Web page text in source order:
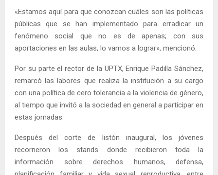
«Estamos aquí para que conozcan cuáles son las políticas
públicas que se han implementado para erradicar un
fenómeno social que no es de apenas; con sus
aportaciones en las aulas, lo vamos a lograr», mencionó.
Por su parte el rector de la UPTX, Enrique Padilla Sánchez,
remarcó las labores que realiza la institución a su cargo
con una política de cero tolerancia a la violencia de género,
al tiempo que invitó a la sociedad en general a participar en
estas jornadas.
Después del corte de listón inaugural, los jóvenes
recorrieron los stands donde recibieron toda la
información sobre derechos humanos, defensa,